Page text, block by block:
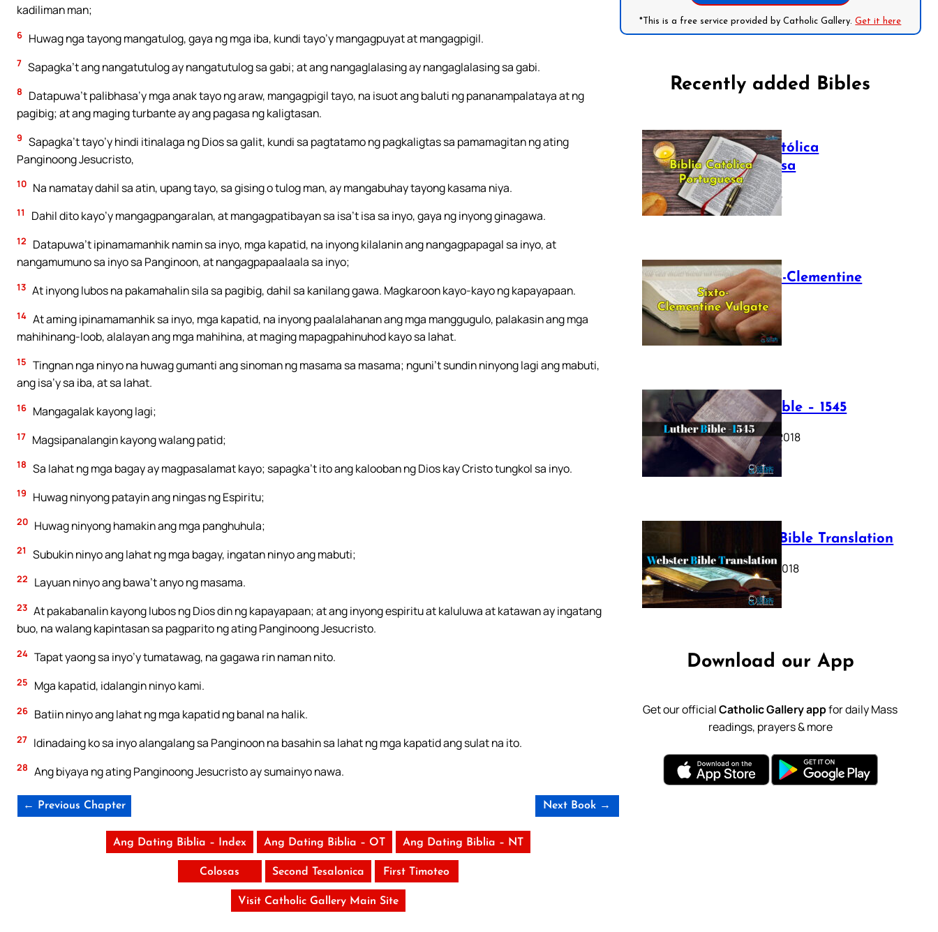
kadiliman man;
6 Huwag nga tayong mangatulog, gaya ng mga iba, kundi tayo’y mangagpuyat at mangagpigil.
7 Sapagka’t ang nangatutulog ay nangatutulog sa gabi; at ang nangaglalasing ay nangaglalasing sa gabi.
8
Datapuwa’t palibhasa’y mga anak tayo ng araw, mangagpigil tayo, na isuot ang baluti ng pananampalataya at ng
pagibig; at ang maging turbante ay ang pagasa ng kaligtasan.
9 Sapagka’t tayo’y hindi itinalaga ng Dios sa galit, kundi sa pagtatamo ng pagkaligtas sa pamamagitan ng ating
Panginoong Jesucristo,
10 Na namatay dahil sa atin, upang tayo, sa gising o tulog man, ay mangabuhay tayong kasama niya.
11 Dahil dito kayo’y mangagpangaralan, at mangagpatibayan sa isa’t isa sa inyo, gaya ng inyong ginagawa.
12
Datapuwa’t ipinamamanhik namin sa inyo, mga kapatid, na inyong kilalanin ang nangagpapagal sa inyo, at
nangamumuno sa inyo sa Panginoon, at nangagpapaalaala sa inyo;
13 At inyong lubos na pakamahalin sila sa pagibig, dahil sa kanilang gawa. Magkaroon kayo-kayo ng kapayapaan.
14 At aming ipinamamanhik sa inyo, mga kapatid, na inyong paalalahanan ang mga manggugulo, palakasin ang mga
mahihinang-loob, alalayan ang mga mahihina, at maging mapagpahinuhod kayo sa lahat.
15 Tingnan nga ninyo na huwag gumanti ang sinoman ng masama sa masama; nguni’t sundin ninyong lagi ang mabuti,
ang isa’y sa iba, at sa lahat.
16 Mangagalak kayong lagi;
17 Magsipanalangin kayong walang patid;
18 Sa lahat ng mga bagay ay magpasalamat kayo; sapagka’t ito ang kalooban ng Dios kay Cristo tungkol sa inyo.
19 Huwag ninyong patayin ang ningas ng Espiritu;
20 Huwag ninyong hamakin ang mga panghuhula;
21 Subukin ninyo ang lahat ng mga bagay, ingatan ninyo ang mabuti;
22 Layuan ninyo ang bawa’t anyo ng masama.
23 At pakabanalin kayong lubos ng Dios din ng kapayapaan; at ang inyong espiritu at kaluluwa at katawan ay ingatang
buo, na walang kapintasan sa pagparito ng ating Panginoong Jesucristo.
24 Tapat yaong sa inyo’y tumatawag, na gagawa rin naman nito.
25 Mga kapatid, idalangin ninyo kami.
26 Batiin ninyo ang lahat ng mga kapatid ng banal na halik.
27 Idinadaing ko sa inyo alangalang sa Panginoon na basahin sa lahat ng mga kapatid ang sulat na ito.
28 Ang biyaya ng ating Panginoong Jesucristo ay sumainyo nawa.
← Previous Chapter Next Book →
Ang Dating Biblia – Index Ang Dating Biblia – OT Ang Dating Biblia – NT
Colosas Second Tesalonica First Timoteo
Visit Catholic Gallery Main Site
*This is a free service provided by Catholic Gallery.Get it here
Recently added Bibles
Bíblia Católica
Portuguesa
July 16, 2025
The Sixto-Clementine
Vulgate
July 12, 2025
Luther Bible – 1545
October 17, 2018
Webster Bible Translation
October 11, 2018
Download our App
Get our officialCatholic Gallery appfor daily Mass
readings, prayers & more